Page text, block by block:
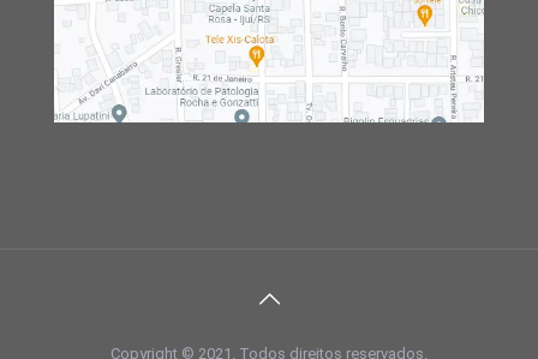
Copyright © 2021. Todos direitos reservados.